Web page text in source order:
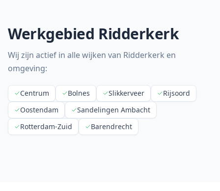
Werkgebied Ridderkerk
Wij zijn actief in alle wijken van Ridderkerk en
omgeving:
Centrum Bolnes Slikkerveer
Rijsoord
Oostendam
Sandelingen Ambacht
Rotterdam-Zuid
Barendrecht